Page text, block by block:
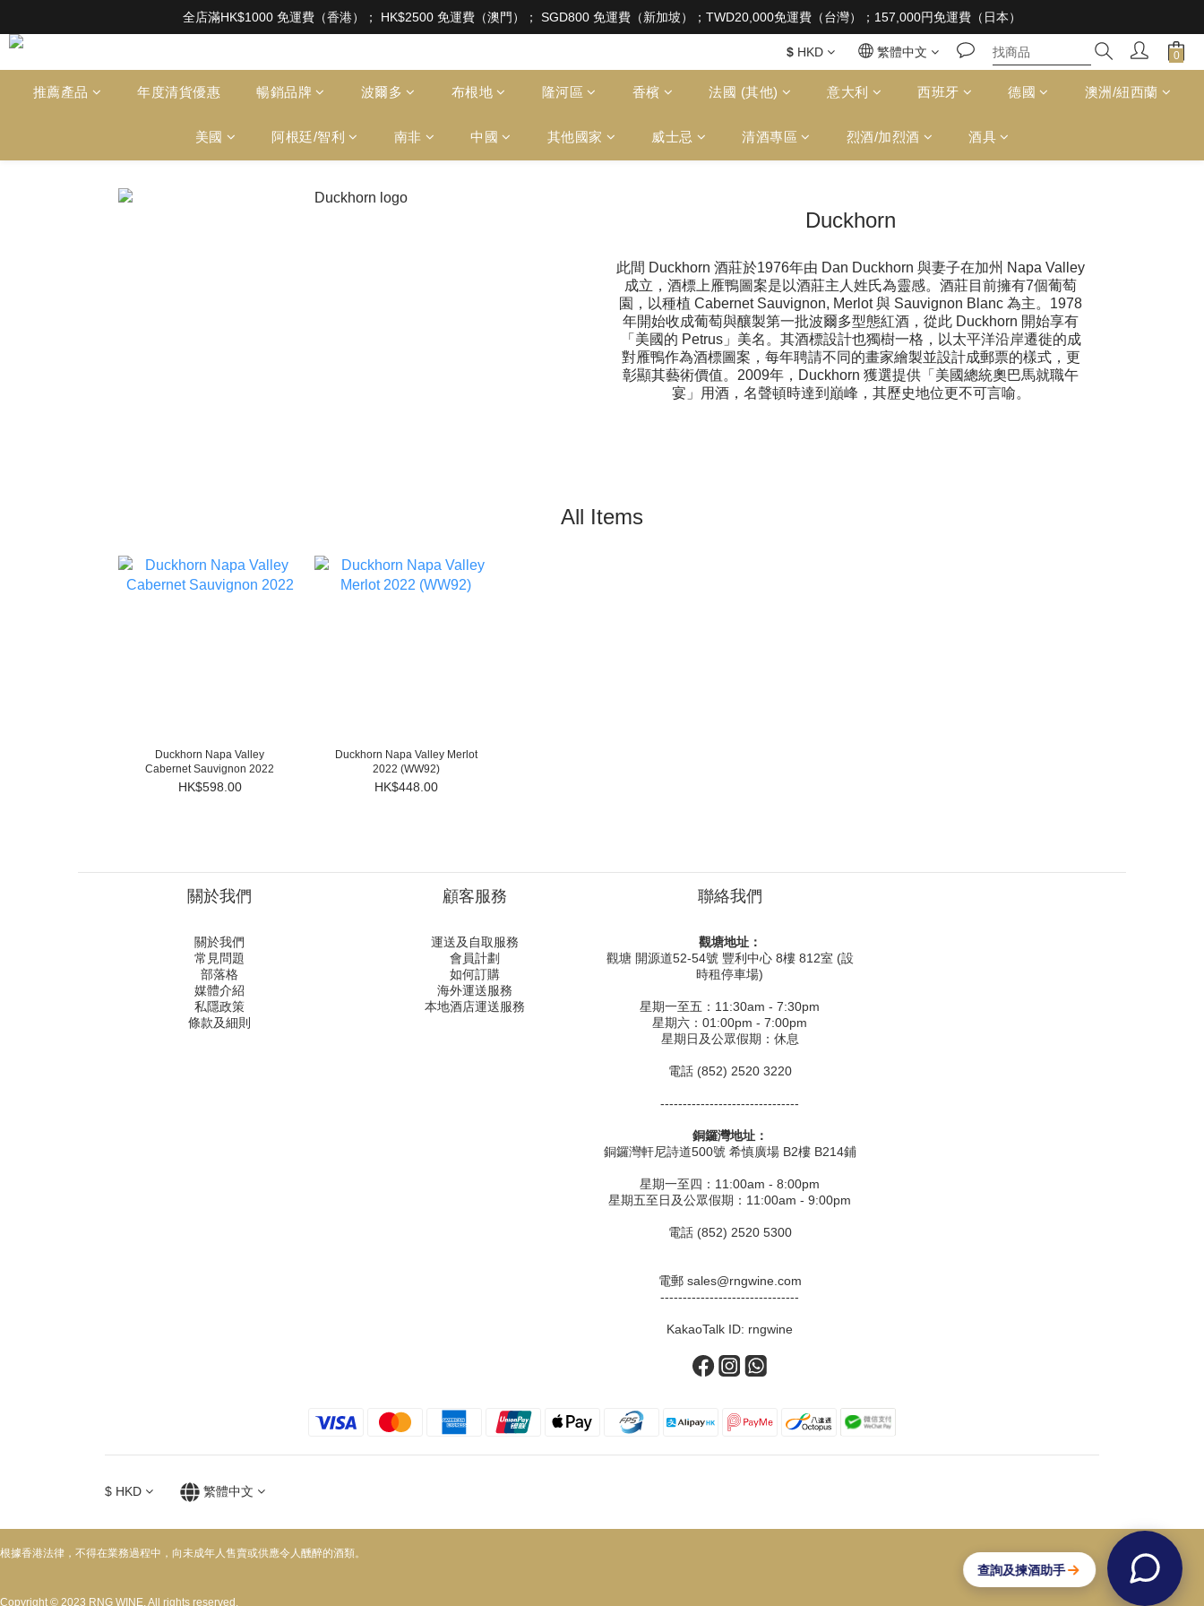
根據香港法律，不得在業務過程中，向未成年人售賣或供應令人醺醉的酒類。Under the law of Hong Kong, intoxicating liquor must not be sold or supplied to a minor in the course of business
全店滿HK$1000 免運費（香港）； HK$2500 免運費（澳門）； SGD800 免運費（新加坡）；TWD20,000免運費（台灣）；157,000円免運費（日本）
根據香港法律，不得在業務過程中，向未成年人售賣或供應令人醺醉的酒類。Under the law of Hong Kong, intoxicating liquor must not be sold or supplied to a minor in the course of business
$ HKD 繁體中文
推薦產品 年度清貨優惠 暢銷品牌 波爾多 布根地 隆河區 香檳 法國 (其他) 意大利 西班牙 德國 澳洲/紐西蘭
美國 阿根廷/智利 南非 中國 其他國家 威士忌 清酒專區 烈酒/加烈酒 酒具
Duckhorn
此間 Duckhorn 酒莊於1976年由 Dan Duckhorn 與妻子在加州 Napa Valley
成立，酒標上雁鴨圖案是以酒莊主人姓氏為靈感。酒莊目前擁有7個葡萄
園，以種植 Cabernet Sauvignon, Merlot 與 Sauvignon Blanc 為主。1978
年開始收成葡萄與釀製第一批波爾多型態紅酒，從此 Duckhorn 開始享有
「美國的 Petrus」美名。其酒標設計也獨樹一格，以太平洋沿岸遷徙的成
對雁鴨作為酒標圖案，每年聘請不同的畫家繪製並設計成郵票的樣式，更
彰顯其藝術價值。2009年，Duckhorn 獲選提供「美國總統奧巴馬就職午
宴」用酒，名聲頓時達到巔峰，其歷史地位更不可言喻。
All Items
Duckhorn Napa Valley
Cabernet Sauvignon 2022
HK$598.00
Duckhorn Napa Valley Merlot
2022 (WW92)
HK$448.00
關於我們
關於我們
常見問題
部落格
媒體介紹
私隱政策
條款及細則
顧客服務
運送及自取服務
會員計劃
如何訂購
海外運送服務
本地酒店運送服務
聯絡我們
觀塘地址：
觀塘 開源道52-54號 豐利中心 8樓 812室 (設
時租停車場)
星期一至五：11:30am - 7:30pm
星期六：01:00pm - 7:00pm
星期日及公眾假期：休息
電話 (852) 2520 3220
-------------------------------
銅鑼灣地址：
銅鑼灣軒尼詩道500號 希慎廣場 B2樓 B214鋪
星期一至四：11:00am - 8:00pm
星期五至日及公眾假期：11:00am - 9:00pm
電話 (852) 2520 5300
電郵 sales@rngwine.com
-------------------------------
KakaoTalk ID: rngwine
$ HKD 繁體中文
根據香港法律，不得在業務過程中，向未成年人售賣或供應令人醺醉的酒類。
Copyright © 2023 RNG WINE. All rights reserved.